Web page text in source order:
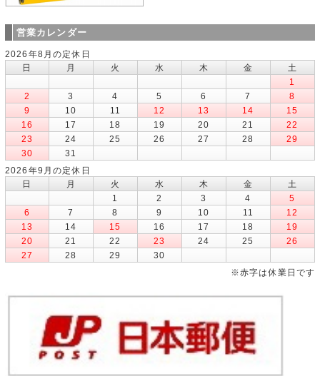
営業カレンダー
2026年8月の定休日
日
月 火 水 木 金
土
1
2
3 4 5 6 7
8
9
10 11 12 13 14
15
16
17 18 19 20 21
22
23
24 25 26 27 28
29
30
31
2026年9月の定休日
日
月 火 水 木 金
土
1
2 3 4
5
6
7 8 9 10 11
12
13
14 15 16 17 18
19
20
21 22 23 24 25
26
27
28 29
30
※赤字は休業日です